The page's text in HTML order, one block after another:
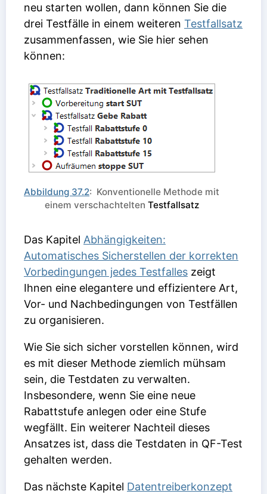
neu starten wollen, dann können Sie die
drei Testfälle in einem weiteren Testfallsatz
zusammenfassen, wie Sie hier sehen
können:
Abbildung 37.2: Konventionelle Methode mit
einem verschachtelten Testfallsatz
Das Kapitel Abhängigkeiten:
Automatisches Sicherstellen der korrekten
Vorbedingungen jedes Testfalles zeigt
Ihnen eine elegantere und effizientere Art,
Vor- und Nachbedingungen von Testfällen
zu organisieren.
Wie Sie sich sicher vorstellen können, wird
es mit dieser Methode ziemlich mühsam
sein, die Testdaten zu verwalten.
Insbesondere, wenn Sie eine neue
Rabattstufe anlegen oder eine Stufe
wegfällt. Ein weiterer Nachteil dieses
Ansatzes ist, dass die Testdaten in QF-Test
gehalten werden.
Das nächste Kapitel Datentreiberkonzept